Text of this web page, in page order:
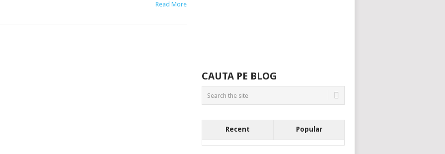
Read More
CAUTA PE BLOG
Recent Popular